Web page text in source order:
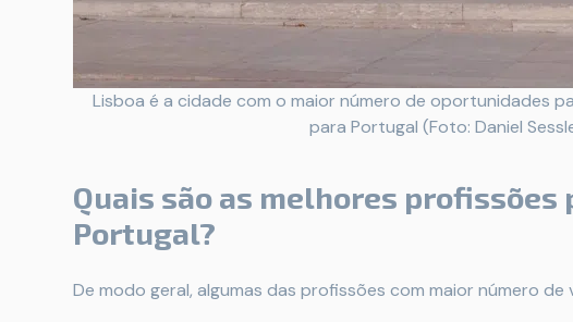
Lisboa é a cidade com o maior número de oportunidades
para Portugal (Foto: Daniel
Quais são as melhores profissões
Portugal?
De modo geral, algumas das profissões com maior número